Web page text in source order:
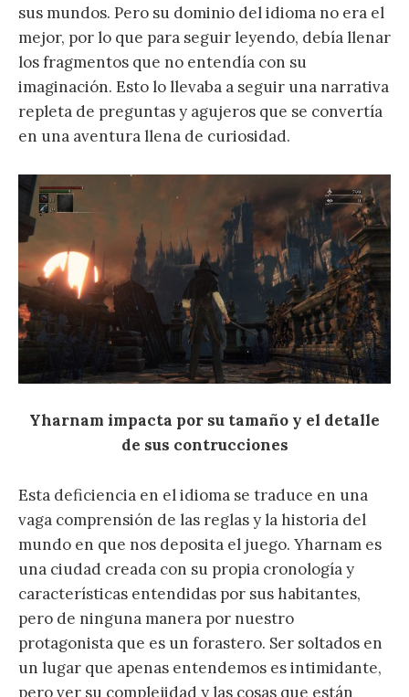
sus mundos. Pero su dominio del idioma no era el
mejor, por lo que para seguir leyendo, debía llenar
los fragmentos que no entendía con su
imaginación. Esto lo llevaba a seguir una narrativa
repleta de preguntas y agujeros que se convertía
en una aventura llena de curiosidad.
Yharnam impacta por su tamaño y el detalle
de sus contrucciones
Esta deficiencia en el idioma se traduce en una
vaga comprensión de las reglas y la historia del
mundo en que nos deposita el juego. Yharnam es
una ciudad creada con su propia cronología y
características entendidas por sus habitantes,
pero de ninguna manera por nuestro
protagonista que es un forastero. Ser soltados en
un lugar que apenas entendemos es intimidante,
pero ver su complejidad y las cosas que están